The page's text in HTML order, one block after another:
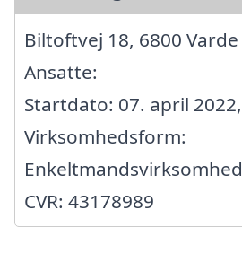
Biltoftvej 18, 6800 Varde
Ansatte:
Startdato: 07. april 2022,
Virksomhedsform:
Enkeltmandsvirksomhed
CVR: 43178989